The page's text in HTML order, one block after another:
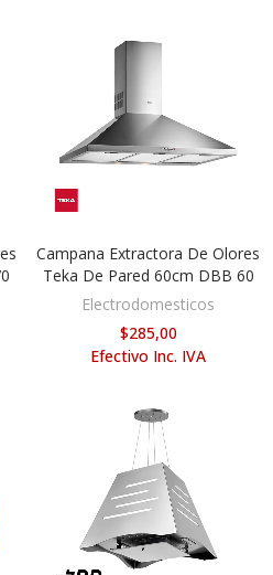
AÑADIR AL CARRITO
Campana Extractora De Olores
Teka De Pared 60cm DBB 60
Electrodomesticos
$285,00
Efectivo Inc. IVA